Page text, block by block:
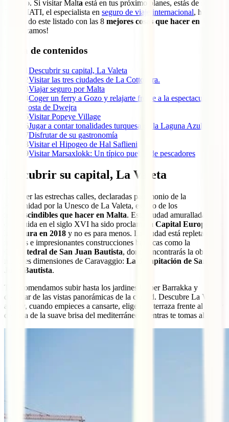
relajado. Si visitar Malta está en tus próximo planes, estás de suerte.
Desde IATI, el especialista en seguro de viaje internacional, hemos
preparado este listado con las 8 mejores cosas que hacer en Malta
¡Empezamos!
Tabla de contenidos
Descubrir su capital, La Valeta
2Visitar las tres ciudades de La Cottonera.
3Viajar seguro por Malta
4Coger un ferry a Gozo y relajarte frente a la espectacular
costa de Dwejra
5Visitar Popeye Village
6Jugar a contar tonalidades turquesa en la Laguna Azul
7Disfrutar de su gastronomía
8Visitar el Hipogeo de Hal Saflieni
9Visitar Marsaxlokk: Un típico pueblo de pescadores
Descubrir su capital, La Valeta
Recorrer las estrechas calles, declaradas patrimonio de la
Humanidad por la Unesco de La Valeta, es uno de los
imprescindibles que hacer en Malta. Esta ciudad amurallada
construida en el siglo XVI ha sido proclamada Capital Europea de
la cultura en 2018 y no es para menos. La ciudad está repleta de
museos e impresionantes construcciones barrocas como la
Concatedral de San Juan Bautista, donde encontrarás la obra de
mayores dimensiones de Caravaggio: La decapitación de San
Juan Bautista.
Te recomendamos subir hasta los jardines Upper Barrakka y
disfrutar de las vistas panorámicas de la ciudad. Descubre La Valeta
a pie y, cuando empieces a cansarte, elige una terraza frente al mar y
disfruta de la suave brisa del mediterráneo mientras te tomas algo.